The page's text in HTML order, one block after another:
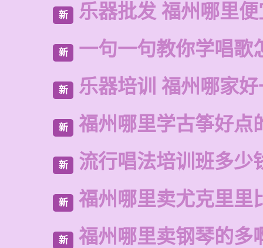
新 乐器批发 福州哪里
新 一句一句教你学唱歌
新 乐器培训 福州哪家
新 福州哪里学古筝好点
新 流行唱法培训班多少
新 福州哪里卖尤克里里
新 福州哪里卖钢琴的多